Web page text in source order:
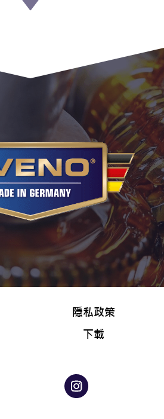
AVENO Truck Gear LongLife
75W-80 RED
0002-000305
隱私政策
下載